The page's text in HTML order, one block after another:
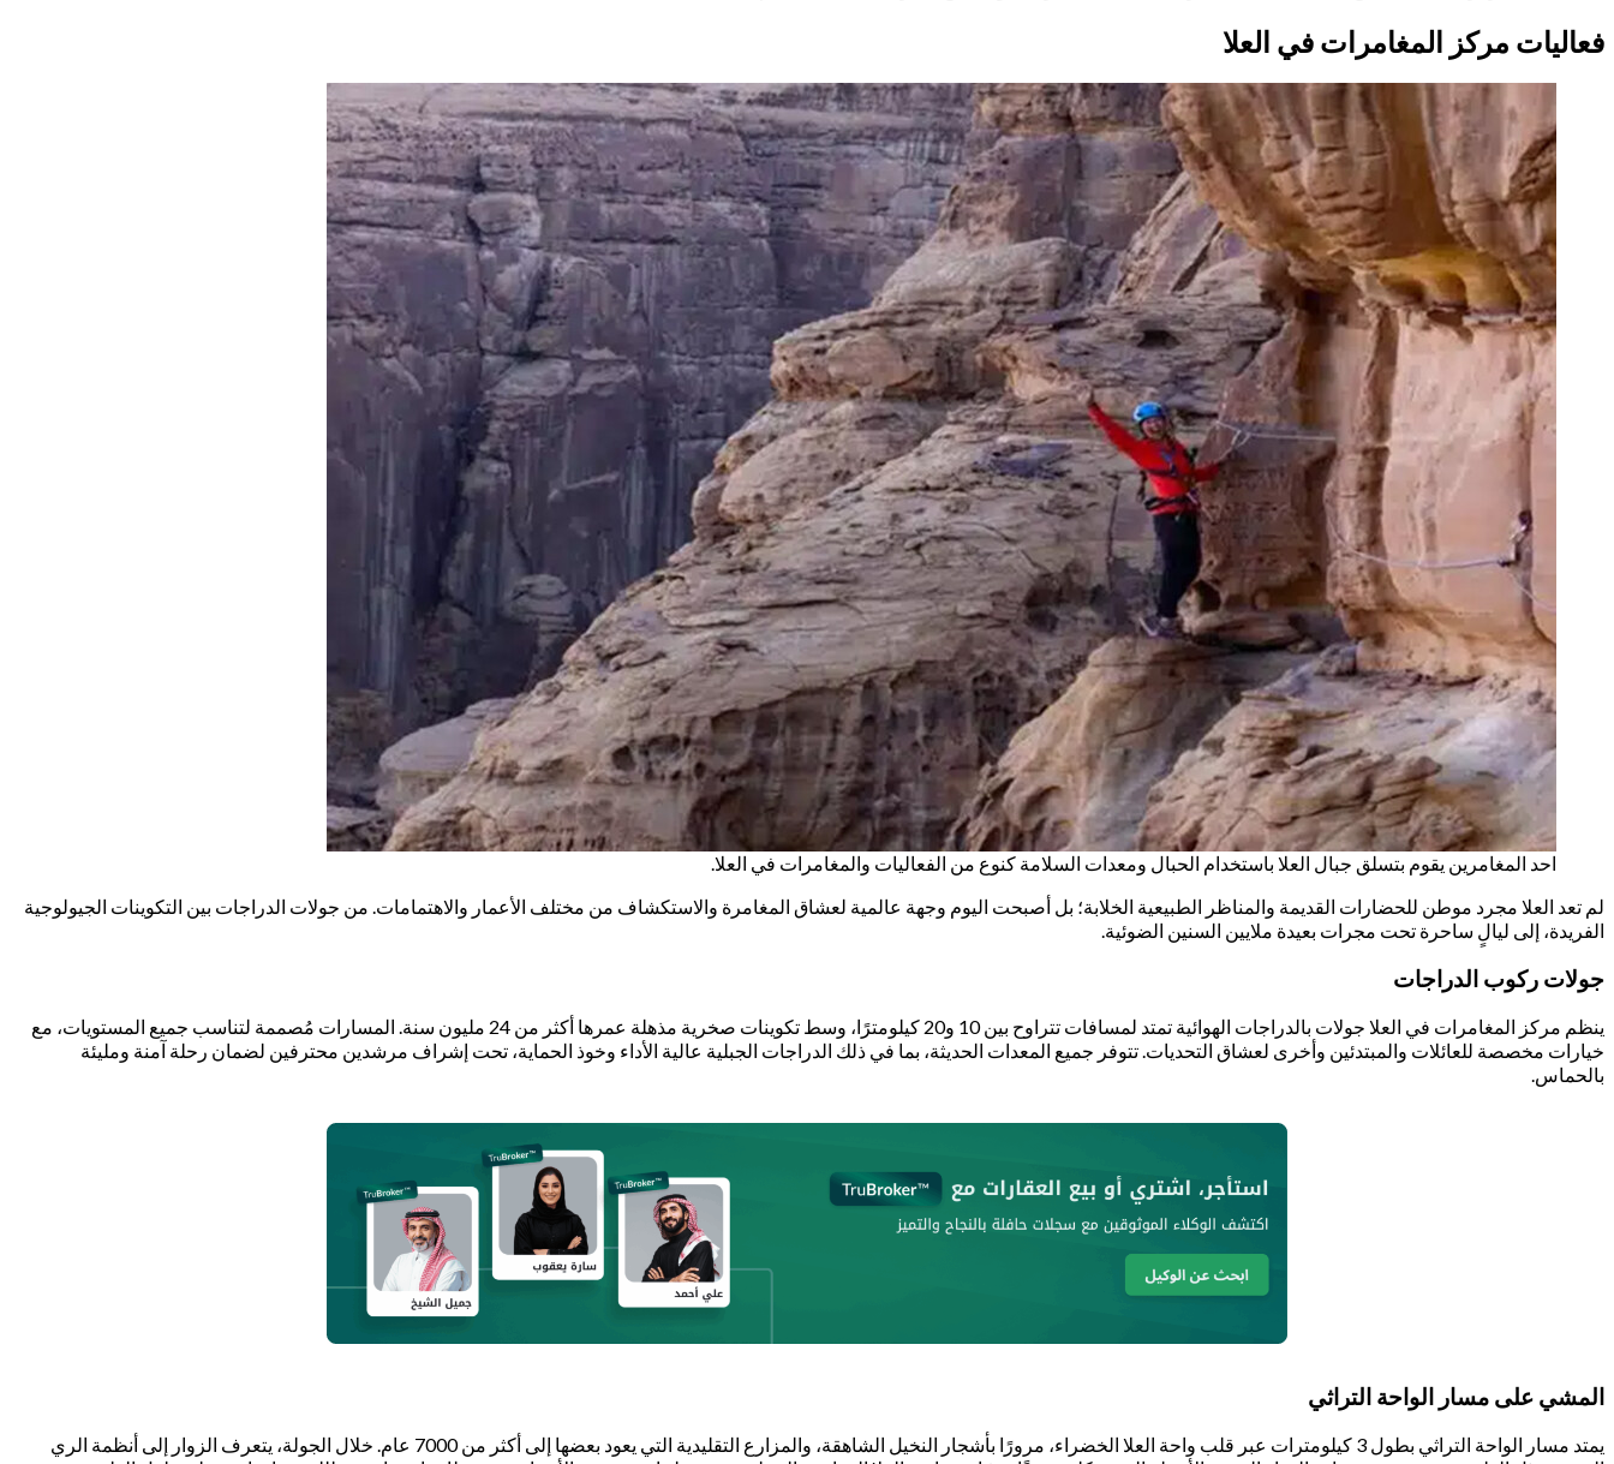
فعاليات مركز المغامرات في العلا
احد المغامرين يقوم بتسلق جبال العلا باستخدام الحبال ومعدات السلامة كنوع من الفعاليات والمغامرات في العلا.
لم تعد العلا مجرد موطن للحضارات القديمة والمناظر الطبيعية الخلابة؛ بل أصبحت اليوم وجهة عالمية لعشاق المغامرة والاستكشاف من مختلف الأعمار والاهتمامات. من جولات الدراجات بين التكوينات الجيولوجية
الفريدة، إلى ليالٍ ساحرة تحت مجرات بعيدة ملايين السنين الضوئية.
جولات ركوب الدراجات
ينظم مركز المغامرات في العلا جولات بالدراجات الهوائية تمتد لمسافات تتراوح بين 10 و20 كيلومترًا، وسط تكوينات صخرية مذهلة عمرها أكثر من 24 مليون سنة. المسارات مُصممة لتناسب جميع المستويات، مع
خيارات مخصصة للعائلات والمبتدئين وأخرى لعشاق التحديات. تتوفر جميع المعدات الحديثة، بما في ذلك الدراجات الجبلية عالية الأداء وخوذ الحماية، تحت إشراف مرشدين محترفين لضمان رحلة آمنة ومليئة
بالحماس.
المشي على مسار الواحة التراثي
يمتد مسار الواحة التراثي بطول 3 كيلومترات عبر قلب واحة العلا الخضراء، مرورًا بأشجار النخيل الشاهقة، والمزارع التقليدية التي يعود بعضها إلى أكثر من 7000 عام. خلال الجولة، يتعرف الزوار إلى أنظمة الري